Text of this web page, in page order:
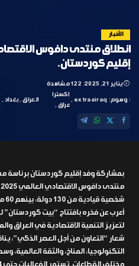
الأخبار
انطلاق منتدى دافوس
إقليم كوردستان.
يناير 21, 2025 122 مشاهدة
وسوم: extraairaq
إكسترا
عراق
العراق بغداد
بمشاركة وفد إقليم كوردستان برئاسة
أعرب عن فخره بافتتاح “بيت كوردستان”
لتعزيز التنمية الاقتصادية في العراق
شعار “التعاون من أجل العصر الذكي”،
التكنولوجيا، المناخ، والثقة